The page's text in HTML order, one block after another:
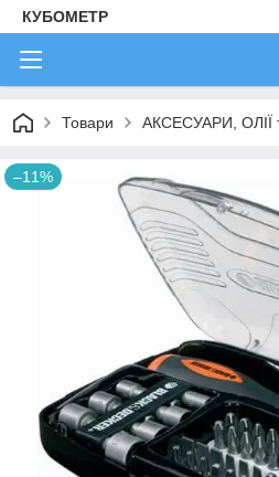
КУБОМЕТР
Товари АКСЕСУАРИ, ОЛІЇ
–11%